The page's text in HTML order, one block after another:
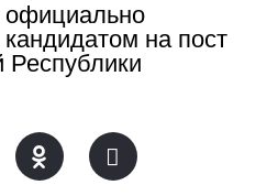
кандидатом на пост
Республики